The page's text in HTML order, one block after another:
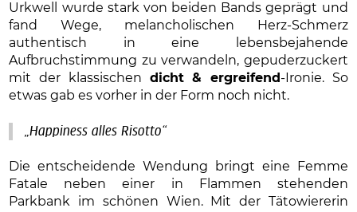
Urkwell wurde stark von beiden Bands geprägt und
fand Wege, melancholischen Herz-Schmerz
authentisch in eine lebensbejahende
Aufbruchstimmung zu verwandeln, gepuderzuckert
mit der klassischen dicht & ergreifend -Ironie. So
etwas gab es vorher in der Form noch nicht.
„Happiness alles Risotto“
Die entscheidende Wendung bringt eine Femme
Fatale neben einer in Flammen stehenden
Parkbank im schönen Wien. Mit der Tätowiererin